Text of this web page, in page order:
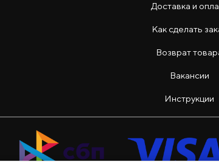
Доставка и
Как сделать
Возврат
Вакансии
Инструкции